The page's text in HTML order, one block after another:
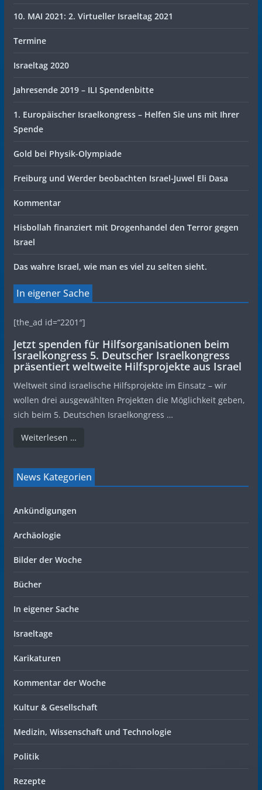
10. MAI 2021: 2. Virtueller Israeltag 2021
Termine
Israeltag 2020
Jahresende 2019 – ILI Spendenbitte
1. Europäischer Israelkongress – Helfen Sie uns mit Ihrer
Spende
Gold bei Physik-Olympiade
Freiburg und Werder beobachten Israel-Juwel Eli Dasa
Kommentar
Hisbollah finanziert mit Drogenhandel den Terror gegen
Israel
Das wahre Israel, wie man es viel zu selten sieht.
In eigener Sache
[the_ad id=“2201″]
Jetzt spenden für Hilfsorganisationen beim
Israelkongress 5. Deutscher Israelkongress
präsentiert weltweite Hilfsprojekte aus Israel
Weltweit sind israelische Hilfsprojekte im Einsatz – wir
wollen drei ausgewählten Projekten die Möglichkeit geben,
sich beim 5. Deutschen Israelkongress …
Weiterlesen …
News Kategorien
Ankündigungen
Archäologie
Bilder der Woche
Bücher
In eigener Sache
Israeltage
Karikaturen
Kommentar der Woche
Kultur & Gesellschaft
Medizin, Wissenschaft und Technologie
Politik
Rezepte